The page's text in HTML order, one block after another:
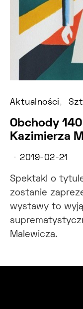
Aktualności
Obchody
Kazimierza
2019-02-21
Spektakl o
zostanie
wystawy to
Malewicza.